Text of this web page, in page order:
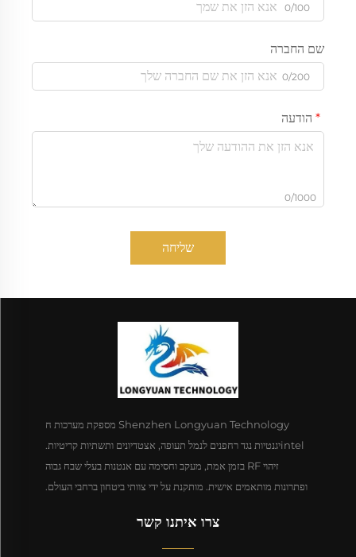
0/100
שם החברה
0/200
הודעה
0/1000
שליחה
Shenzhen Longyuan Technology מספקת מערכות ח
intelיגנטיות נגד רחפנים לנמל תעופה, אצטדיונים ותשתיות קריטיות.
זיהוי RF בזמן אמת, מעקב וחסימה עם אנטנות בעלי שבח גבוה
ופתרונות מותאמים אישית. מותקנת על ידי צוותי ביטחון ברחבי העולם.
צרו איתנו קשר